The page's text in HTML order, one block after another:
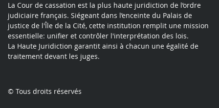
La Cour de cassation est la plus haute juridiction de l’ordre
judiciaire français. Siégeant dans l’enceinte du Palais de
justice de l'Île de la Cité, cette institution remplit une mission
essentielle: unifier et contrôler l'interprétation des lois.
La Haute Juridiction garantit ainsi à chacun une égalité de
traitement devant les juges.
© Tous droits réservés